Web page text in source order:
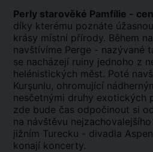
Perly starověké Pamfílie -
díky kterému poznáte
krásy místní přírody. Během
navštívíme Perge - nazývané
se nacházejí ruiny jednoho z
helénistických měst. Poté
Kurşunlu, ohromující
nesčetnými druhy exotických
zde bude čas odpočinout si
na návštěvu
jižním Turecku - divadla
konají koncerty.